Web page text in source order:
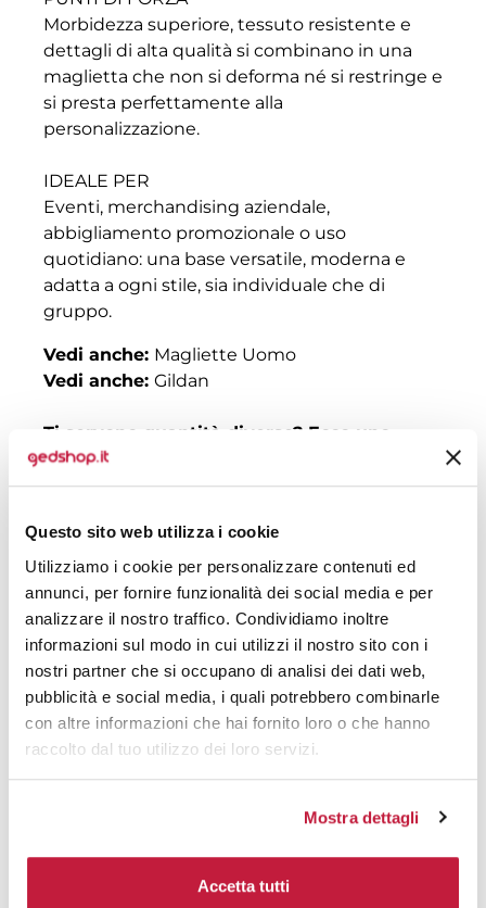
Questo sito web utilizza i cookie
Utilizziamo i cookie per personalizzare contenuti ed
annunci, per fornire funzionalità dei social media e per
analizzare il nostro traffico. Condividiamo inoltre
informazioni sul modo in cui utilizzi il nostro sito con i
nostri partner che si occupano di analisi dei dati web,
pubblicità e social media, i quali potrebbero combinarle
con altre informazioni che hai fornito loro o che hanno
raccolto dal tuo utilizzo dei loro servizi.
Mostra dettagli
Accetta tutti
Morbidezza superiore, tessuto resistente e
dettagli di alta qualità si combinano in una
maglietta che non si deforma né si restringe e
si presta perfettamente alla
personalizzazione.
IDEALE PER
Eventi, merchandising aziendale,
abbigliamento promozionale o uso
quotidiano: una base versatile, moderna e
adatta a ogni stile, sia individuale che di
gruppo.
Vedi anche: Magliette Uomo
Vedi anche: Gildan
Ti servono quantità diverse? Ecco uno
schema
stampa
30 € 5,28 € 7,49
50 € 4,98 € 7,04
100 € 4,78 € 6,04
200 € 4,63 € 5,94
500 € 4,42
€ 4,16